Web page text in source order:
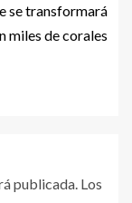
se transformará
miles de corales
publicada. Los